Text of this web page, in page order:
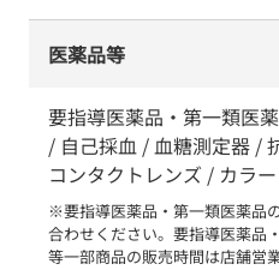
医薬品等
要指導医薬品・第一類医
/ 自己採血 / 血糖測定器 /
コンタクトレンズ / カラ
※要指導医薬品・第一類医薬品
合わせください。要指導医薬品
等一部商品の販売時間は店舗営